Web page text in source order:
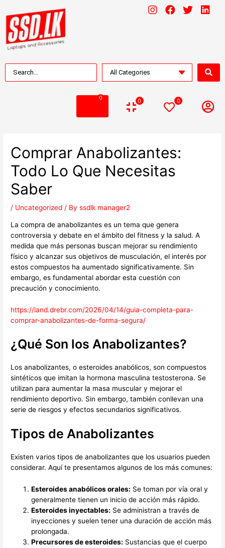
0 0 0
Comprar Anabolizantes:
Todo Lo Que Necesitas
Saber
/ Uncategorized / Byssdlk manager2
La compra de anabolizantes es un tema que genera
controversia y debate en el ámbito del fitness y la salud. A
medida que más personas buscan mejorar su rendimiento
físico y alcanzar sus objetivos de musculación, el interés por
estos compuestos ha aumentado significativamente. Sin
embargo, es fundamental abordar esta cuestión con
precaución y conocimiento.
https://land.drebr.com/2026/04/14/guia-completa-para-
comprar-anabolizantes-de-forma-segura/
¿Qué Son los Anabolizantes?
Los anabolizantes, o esteroides anabólicos, son compuestos
sintéticos que imitan la hormona masculina testosterona. Se
utilizan para aumentar la masa muscular y mejorar el
rendimiento deportivo. Sin embargo, también conllevan una
serie de riesgos y efectos secundarios significativos.
Tipos de Anabolizantes
Existen varios tipos de anabolizantes que los usuarios pueden
considerar. Aquí te presentamos algunos de los más comunes:
Esteroides anabólicos orales: Se toman por vía oral y
generalmente tienen un inicio de acción más rápido.
Esteroides inyectables: Se administran a través de
inyecciones y suelen tener una duración de acción más
prolongada.
Precursores de esteroides: Sustancias que el cuerpo